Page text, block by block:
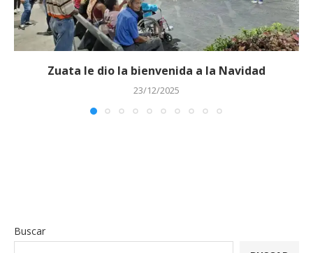
Zuata le dio la bienvenida a la Navidad
23/12/2025
Buscar